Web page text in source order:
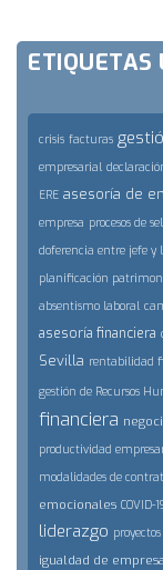
ETIQUETAS
crisis facturas
empresarial
ERE asesoría de
empresa procesos de
doferencia entre jefe y
planificación
absentismo laboral
asesoría financiera
Sevilla rentabilidad
gestión de Recursos
financiera
productividad
modalidades de
emocionales COVID-
liderazgo proyectos
igualdad de empresa